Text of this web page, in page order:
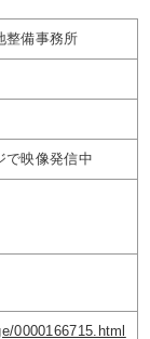
整備事務所
で映像発信中
0000166715.html